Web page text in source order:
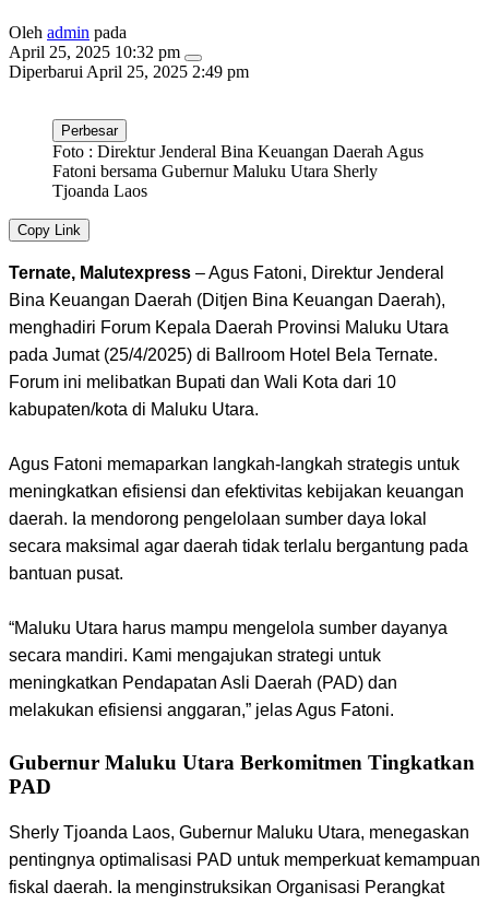
Oleh admin pada
April 25, 2025 10:32 pm
Diperbarui April 25, 2025 2:49 pm
Perbesar
Foto : Direktur Jenderal Bina Keuangan Daerah Agus
Fatoni bersama Gubernur Maluku Utara Sherly
Tjoanda Laos
Copy Link
Ternate, Malutexpress – Agus Fatoni, Direktur Jenderal
Bina Keuangan Daerah (Ditjen Bina Keuangan Daerah),
menghadiri Forum Kepala Daerah Provinsi Maluku Utara
pada Jumat (25/4/2025) di Ballroom Hotel Bela Ternate.
Forum ini melibatkan Bupati dan Wali Kota dari 10
kabupaten/kota di Maluku Utara.
Agus Fatoni memaparkan langkah-langkah strategis untuk
meningkatkan efisiensi dan efektivitas kebijakan keuangan
daerah. Ia mendorong pengelolaan sumber daya lokal
secara maksimal agar daerah tidak terlalu bergantung pada
bantuan pusat.
“Maluku Utara harus mampu mengelola sumber dayanya
secara mandiri. Kami mengajukan strategi untuk
meningkatkan Pendapatan Asli Daerah (PAD) dan
melakukan efisiensi anggaran,” jelas Agus Fatoni.
Gubernur Maluku Utara Berkomitmen Tingkatkan
PAD
Sherly Tjoanda Laos, Gubernur Maluku Utara, menegaskan
pentingnya optimalisasi PAD untuk memperkuat kemampuan
fiskal daerah. Ia menginstruksikan Organisasi Perangkat